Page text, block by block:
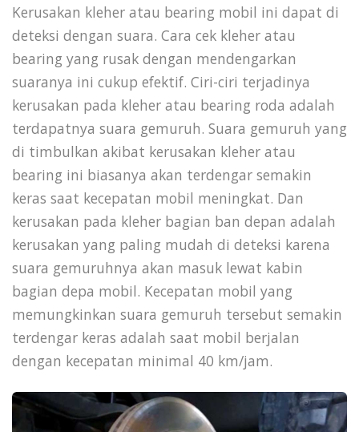
Kerusakan kleher atau bearing mobil ini dapat di
deteksi dengan suara. Cara cek kleher atau
bearing yang rusak dengan mendengarkan
suaranya ini cukup efektif. Ciri-ciri terjadinya
kerusakan pada kleher atau bearing roda adalah
terdapatnya suara gemuruh. Suara gemuruh yang
di timbulkan akibat kerusakan kleher atau
bearing ini biasanya akan terdengar semakin
keras saat kecepatan mobil meningkat. Dan
kerusakan pada kleher bagian ban depan adalah
kerusakan yang paling mudah di deteksi karena
suara gemuruhnya akan masuk lewat kabin
bagian depa mobil. Kecepatan mobil yang
memungkinkan suara gemuruh tersebut semakin
terdengar keras adalah saat mobil berjalan
dengan kecepatan minimal 40 km/jam.